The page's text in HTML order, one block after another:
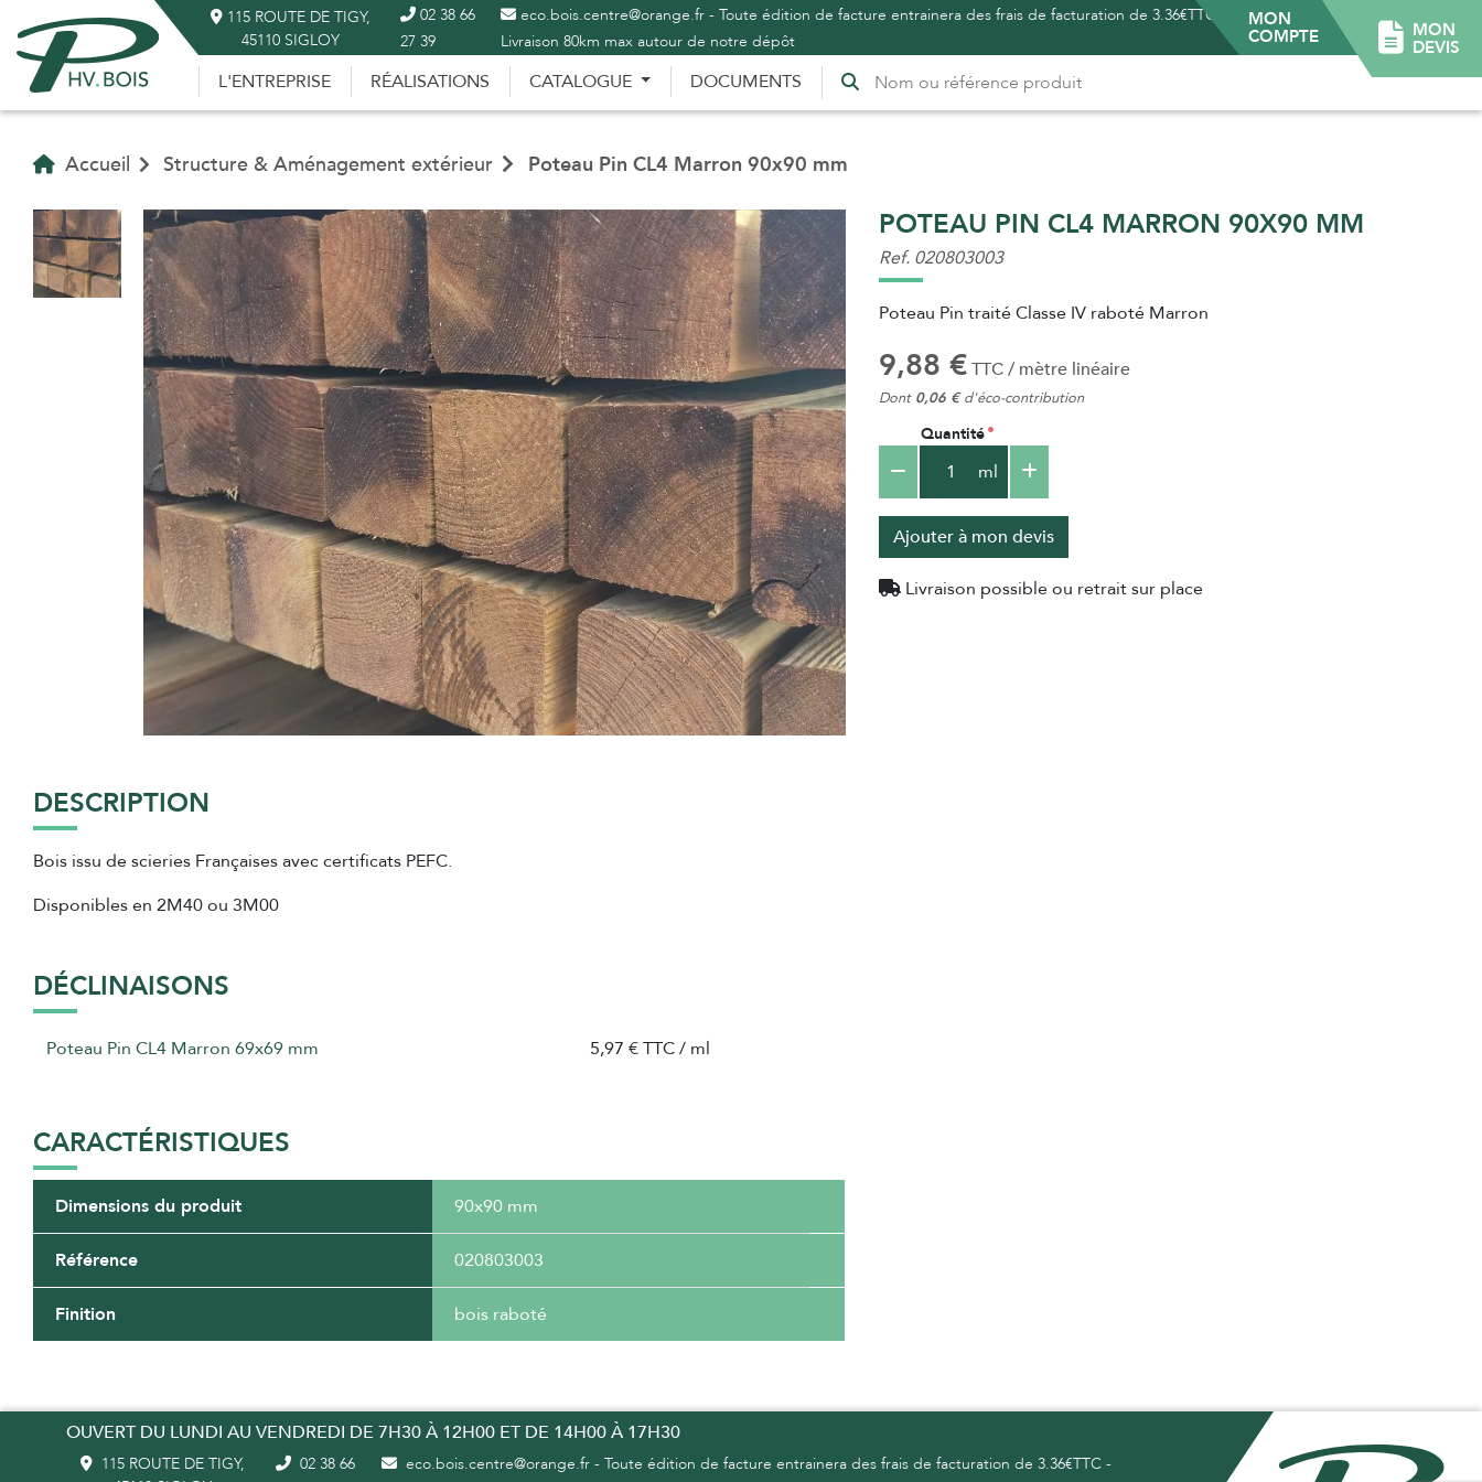
115 ROUTE DE TIGY,
45110 SIGLOY
02 38 66
27 39
eco.bois.centre@orange.fr - Toute édition de facture entrainera des frais de facturation de 3.36€TTC -
Livraison 80km max autour de notre dépôt
MON
COMPTE
MON
DEVIS
L'ENTREPRISE RÉALISATIONS CATALOGUE DOCUMENTS
Accueil Structure & Aménagement extérieur Poteau Pin CL4 Marron 90x90 mm
DESCRIPTION
Bois issu de scieries Françaises avec certificats PEFC.
Disponibles en 2M40 ou 3M00
DÉCLINAISONS
Poteau Pin CL4 Marron 69x69 mm 5,97 € TTC / ml
CARACTÉRISTIQUES
Dimensions du produit 90x90 mm
Référence 020803003
Finition bois raboté
POTEAU PIN CL4 MARRON 90X90 MM
Ref. 020803003
Poteau Pin traité Classe IV raboté Marron
9,88 € TTC / mètre linéaire
Dont 0,06 €d'éco-contribution
Quantité
ml
Ajouter à mon devis
Livraison possible ou retrait sur place
OUVERT DU LUNDI AU VENDREDI DE 7H30 À 12H00 ET DE 14H00 À 17H30
115 ROUTE DE TIGY,
02 38 66
eco.bois.centre@orange.fr - Toute édition de facture entrainera des frais de facturation de 3.36€TTC -